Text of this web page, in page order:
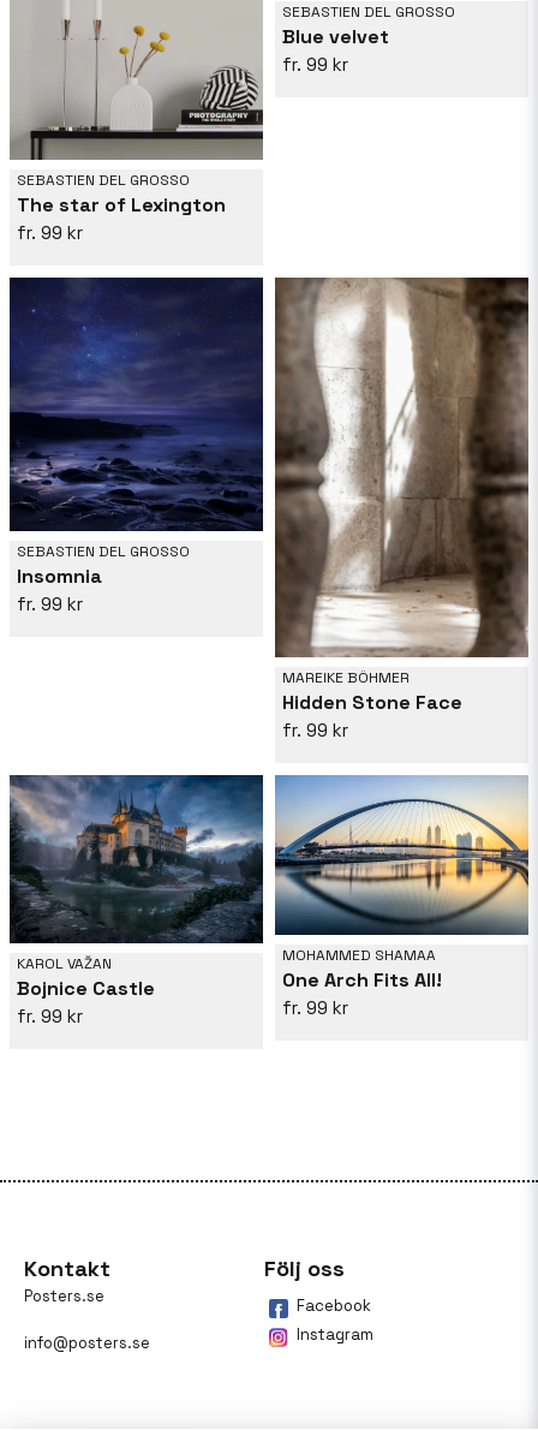
SEBASTIEN DEL GROSSO
The star of Lexington
99 kr
SEBASTIEN DEL GROSSO
Blue velvet
99 kr
SEBASTIEN DEL GROSSO
Insomnia
99 kr
MAREIKE BÖHMER
Hidden Stone Face
99 kr
KAROL VAŽAN
Bojnice Castle
99 kr
MOHAMMED SHAMAA
One Arch Fits All!
99 kr
Kontakt
Posters.se
info@posters.se
Följ oss
Facebook
Instagram